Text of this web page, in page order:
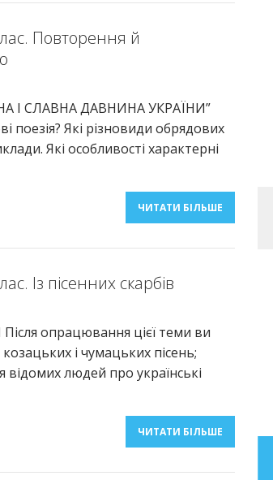
Повторення й
І СЛАВНА ДАВНИНА УКРАЇНИ”
поезія? Які різновиди обрядових
Які особливості характерні
ЧИТАТИ БІЛЬШЕ
Із пісенних скарбів
опрацювання цієї теми ви
і чумацьких пісень;
людей про українські
ЧИТАТИ БІЛЬШЕ
покажчик